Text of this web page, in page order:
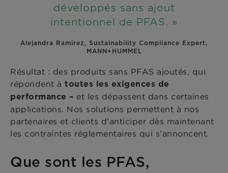
développés sans ajout
intentionnel de PFAS. »
Alejandra Ramirez, Sustainability Compliance Expert,
MANN+HUMMEL
Résultat : des produits sans PFAS ajoutés, qui
répondent à toutes les exigences de
performance – et les dépassent dans certaines
applications. Nos solutions permettent à nos
partenaires et clients d'anticiper dès maintenant
les contraintes réglementaires qui s'annoncent.
Que sont les PFAS,